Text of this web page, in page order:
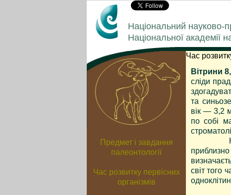
Національний науково-
Національної академії
Час
Вітрини
сліди
та
вік — 3,2
по собі
світ того